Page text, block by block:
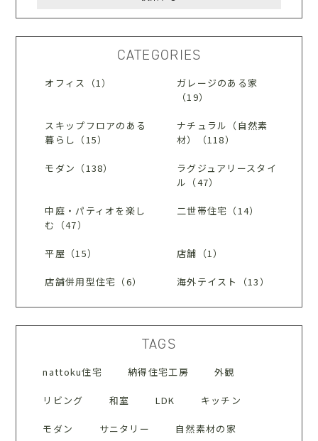
CATEGORIES
オフィス（1）
ガレージのある家
（19）
スキップフロアのある
暮らし（15）
ナチュラル（自然素
材）（118）
モダン（138）
ラグジュアリースタイ
ル（47）
中庭・パティオを楽し
む（47）
二世帯住宅（14）
平屋（15） 店舗（1）
店舗併用型住宅（6） 海外テイスト（13）
TAGS
nattoku住宅 納得住宅工房 外観
リビング 和室 LDK キッチン
モダン サニタリー 自然素材の家